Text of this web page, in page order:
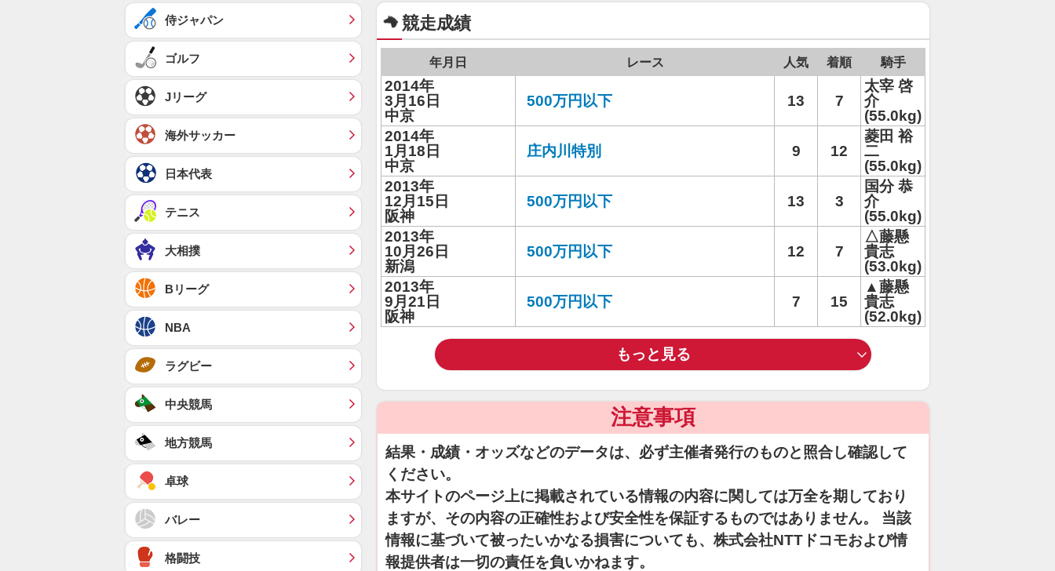
競走成績
年月日 レース 人気 着順 騎手
2014年
3月16日
中京
500万円以下 13 7
太宰 啓
介
(55.0kg)
2014年
1月18日
中京
庄内川特別 9 12
菱田 裕
二
(55.0kg)
2013年
12月15日
阪神
500万円以下 13 3
国分 恭
介
(55.0kg)
2013年
10月26日
新潟
500万円以下 12 7
△藤懸
貴志
(53.0kg)
2013年
9月21日
阪神
500万円以下 7 15
▲藤懸
貴志
(52.0kg)
もっと見る
注意事項
結果・成績・オッズなどのデータは、必ず主催者発行のものと照合し確認して
ください。
本サイトのページ上に掲載されている情報の内容に関しては万全を期しており
ますが、その内容の正確性および安全性を保証するものではありません。 当該
情報に基づいて被ったいかなる損害についても、株式会社NTTドコモおよび情
報提供者は一切の責任を負いかねます。
侍ジャパン
ゴルフ
Jリーグ
海外サッカー
日本代表
テニス
大相撲
Bリーグ
NBA
ラグビー
中央競馬
地方競馬
卓球
バレー
格闘技